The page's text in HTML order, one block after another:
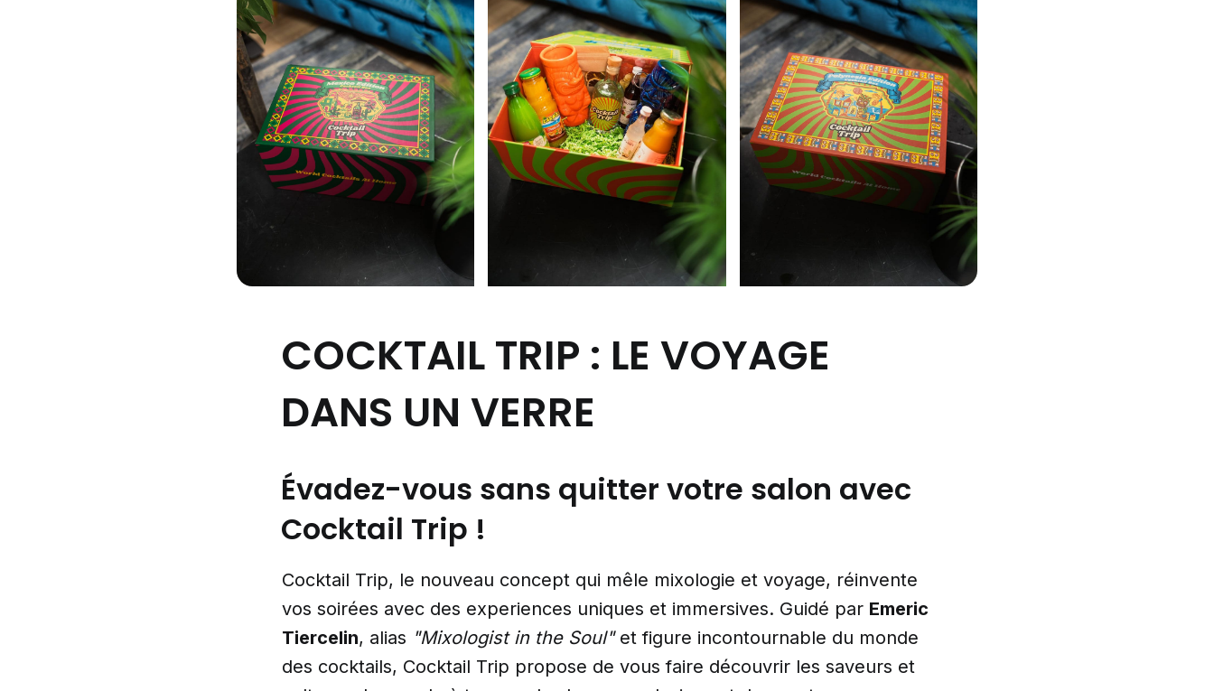
COCKTAIL TRIP : LE VOYAGE
DANS UN VERRE
Évadez-vous sans quitter votre salon avec
Cocktail Trip !
Cocktail Trip, le nouveau concept qui mêle mixologie et voyage, réinvente
vos soirées avec des experiences uniques et immersives. Guidé par Emeric
Tiercelin, alias "Mixologist in the Soul"et figure incontournable du monde
des cocktails, Cocktail Trip propose de vous faire découvrir les saveurs et